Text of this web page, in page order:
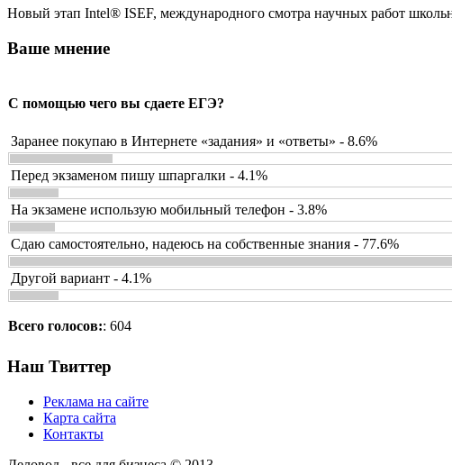
Новый этап Intel® ISEF, международного смотра научных работ
Ваше мнение
С помощью чего вы сдаете ЕГЭ?
Заранее покупаю в Интернете «задания» и «ответы» - 8.6%
Перед экзаменом пишу шпаргалки - 4.1%
На экзамене использую мобильный телефон - 3.8%
Сдаю самостоятельно, надеюсь на собственные знания - 77.6%
Другой вариант - 4.1%
Всего голосов:: 604
Наш Твиттер
Реклама на сайте
Карта сайта
Контакты